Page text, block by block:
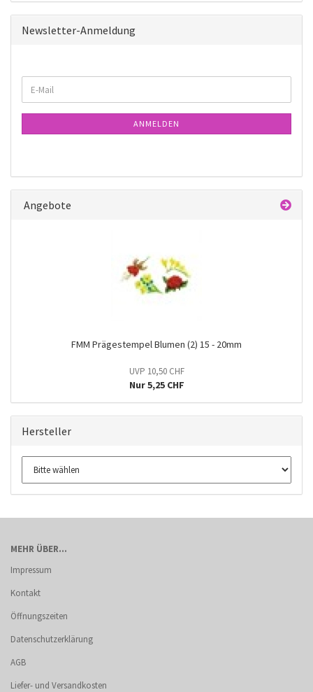
Newsletter-Anmeldung
ZUR
NEWSLETTER-
E-
Mail
ANMELDEN
Angebote
FMM Prägestempel Blumen (2) 15 - 20mm
UVP 10,50 CHF
Nur 5,25 CHF
Hersteller
MEHR ÜBER...
Impressum
Kontakt
Öffnungszeiten
Datenschutzerklärung
AGB
Liefer- und Versandkosten